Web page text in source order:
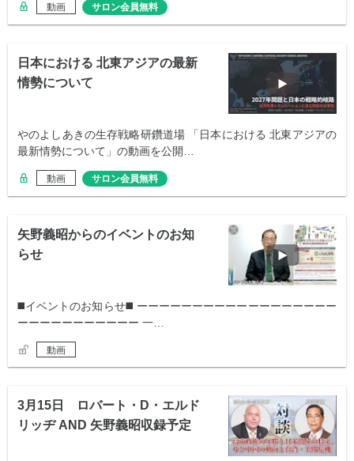
動画 サロン会員無料
日本における 北東アジアの最新
情勢について
やのよしあきの生存戦略研鑽道場 「日本における 北東アジアの
最新情勢について」の動画を公開…
動画 サロン会員無料
矢野義昭からのイベントのお知
らせ
◼️イベントのお知らせ◼️ ーーーーーーーーーーーーーーーーーー
ーーーーーーーーーーー 一…
動画
3月15日 ロバート・D・エルド
リッヂ AND 矢野義昭収録予定